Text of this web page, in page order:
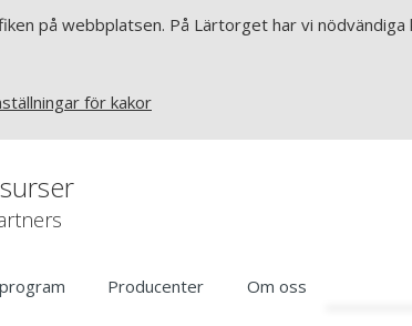
på webbplatsen. På Lärtorget har vi nödvändiga
för kakor
Producenter Om oss